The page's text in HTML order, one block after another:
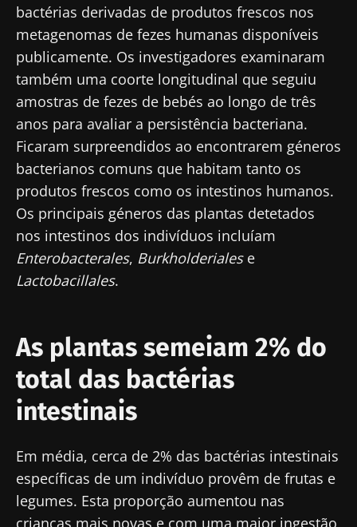
bactérias derivadas de produtos frescos nos
metagenomas de fezes humanas disponíveis
publicamente. Os investigadores examinaram
também uma coorte longitudinal que seguiu
amostras de fezes de bebés ao longo de três
anos para avaliar a persistência bacteriana.
Ficaram surpreendidos ao encontrarem géneros
bacterianos comuns que habitam tanto os
produtos frescos como os intestinos humanos.
Os principais géneros das plantas detetados
nos intestinos dos indivíduos incluíam
Enterobacterales, Burkholderialese
Lactobacillales.
As plantas semeiam 2% do
total das bactérias
intestinais
Em média, cerca de 2% das bactérias intestinais
específicas de um indivíduo provêm de frutas e
legumes. Esta proporção aumentou nas
crianças mais novas e com uma maior ingestão